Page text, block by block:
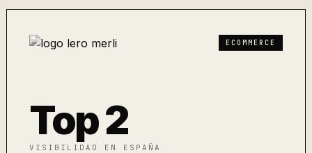
ECOMMERCE
Top 2
VISIBILIDAD EN ESPAÑA